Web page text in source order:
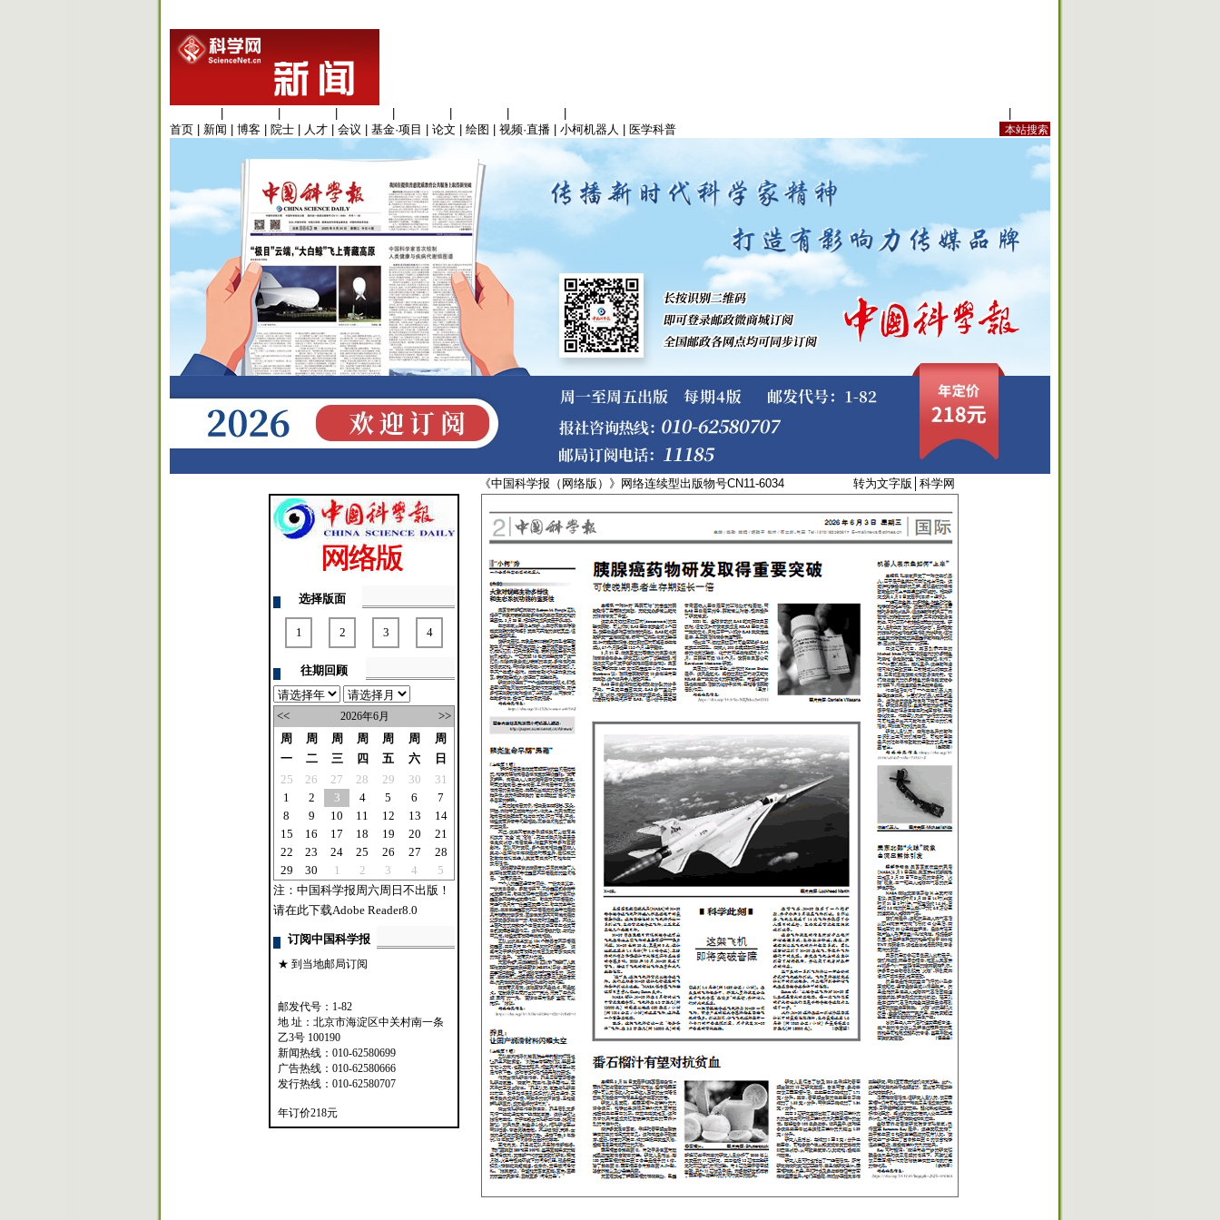
首页
新闻 博客 院士 人才 会议 基金·项目 论文 绘图 视频·直播 小柯机器人 医学科普
《中国科学报（网络版）》网络连续型出版物号CN11-6034 转为文字版 科学网
选择版面
1 2 3 4
往期回顾
<< 2026年6月
>>
周
一
周
二
周
三
周
四
周
五
周
六
周
日
25
26 27 28 29 30
31
1
2 3 4 5 6
7
8
9 10 11 12 13
14
15
16 17 18 19 20
21
22
23 24 25 26 27
28
29
30 1 2 3 4
5
注：中国科学报周六周日不出版！
请在此下载Adobe Reader8.0
订阅中国科学报
★ 到当地邮局订阅
邮发代号：1-82
地 址：北京市海淀区中关村南一条
乙3号 100190
新闻热线：010-62580699
广告热线：010-62580666
发行热线：010-62580707
年订价218元